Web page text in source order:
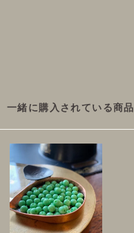
一緒に購入されている商品